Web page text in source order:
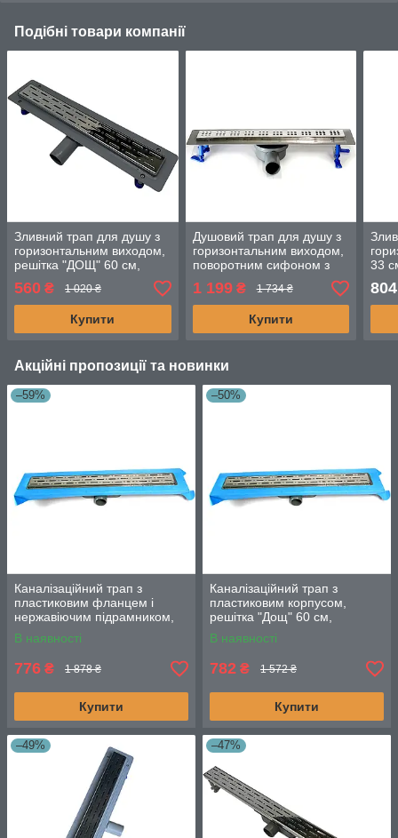
Подібні товари компанії
Зливний трап для душу з
горизонтальним виходом,
решітка "ДОЩ" 60 см,
Душовий канал з сухим
затвором
560 ₴ 1 020 ₴
Купити
Душовий трап для душу з
горизонтальним виходом,
поворотним сифоном з
решіткою "квадрат" 80 см
1 199₴ 1 734 ₴
Купити
33
804
Акційні пропозиції та новинки
–59%
Каналізаційний трап з
пластиковим фланцем і
нержавіючим підрамником,
решітка "Дощ" 80 см
В наявності
776 ₴ 1 878 ₴
Купити
–50%
Каналізаційний трап з
пластиковим корпусом,
решітка "Дощ" 60 см,
Душовий канал з
горизонтальним фланцем
В наявності
782 ₴ 1 572 ₴
Купити
–49% –47%